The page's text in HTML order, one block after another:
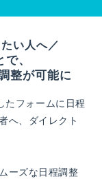
い人へ／
、
整が可能に
たフォームに日程
へ、ダイレクト
ーズな日程調整